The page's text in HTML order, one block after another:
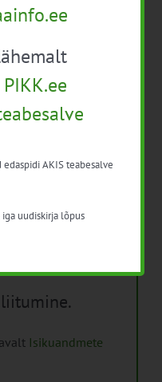
Isikuandmete
PIKK.ee
AKIS teabesalve
uudiskirja lõpus